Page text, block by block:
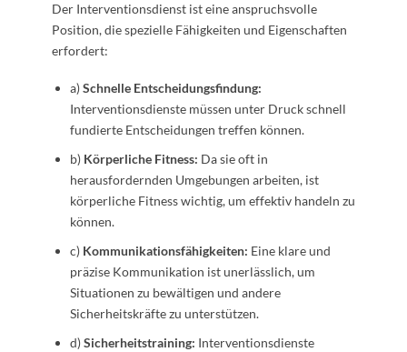
Der Interventionsdienst ist eine anspruchsvolle
Position, die spezielle Fähigkeiten und Eigenschaften
erfordert:
a)Schnelle Entscheidungsfindung:
Interventionsdienste müssen unter Druck schnell
fundierte Entscheidungen treffen können.
b) Körperliche Fitness: Da sie oft in
herausfordernden Umgebungen arbeiten, ist
körperliche Fitness wichtig, um effektiv handeln zu
können.
c) Kommunikationsfähigkeiten: Eine klare und
präzise Kommunikation ist unerlässlich, um
Situationen zu bewältigen und andere
Sicherheitskräfte zu unterstützen.
d)Sicherheitstraining: Interventionsdienste